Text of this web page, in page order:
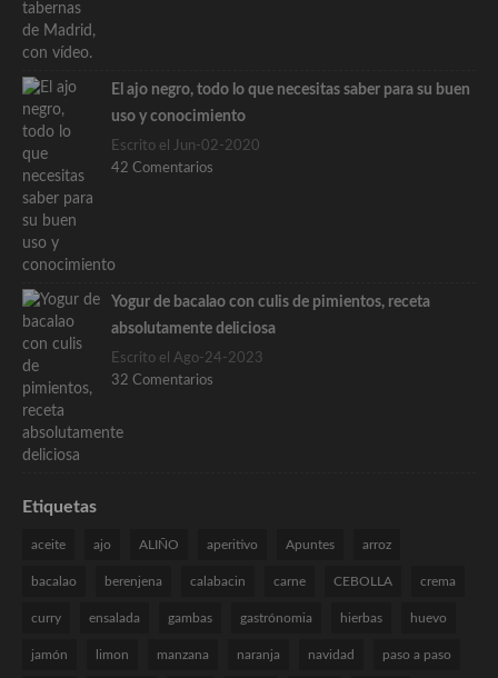
El ajo negro, todo lo que necesitas saber para su buen
uso y conocimiento
Escrito el Jun-02-2020
42 Comentarios
Yogur de bacalao con culis de pimientos, receta
absolutamente deliciosa
Escrito el Ago-24-2023
32 Comentarios
Etiquetas
aceite ajo ALIÑO aperitivo Apuntes arroz
bacalao berenjena calabacin carne CEBOLLA crema
curry ensalada gambas gastrónomia hierbas huevo
jamón limon manzana naranja navidad paso a paso